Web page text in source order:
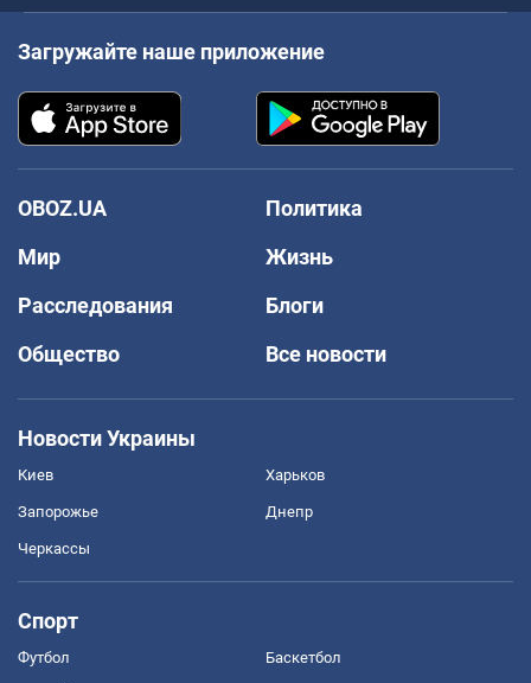
Загружайте наше приложение
OBOZ.UA
Политика
Мир
Жизнь
Расследования
Блоги
Общество
Все новости
Новости Украины
Киев Харьков
Запорожье Днепр
Черкассы
Спорт
Футбол Баскетбол